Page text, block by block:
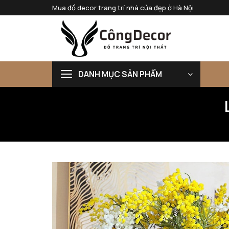
Mua đồ decor trang trí nhà cửa đẹp ở Hà Nội
DANH MỤC SẢN PHẨM